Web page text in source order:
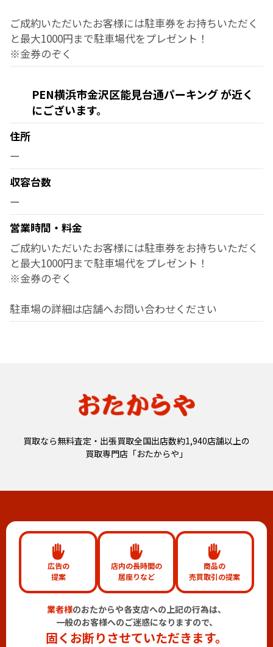
ご成約いただいたお客様には駐車券をお持ちいただく
と最大1000円まで駐車場代をプレゼント！
※金券のぞく
PEN横浜市金沢区能見台通パーキング が近く
にございます。
住所
ー
収容台数
ー
営業時間・料金
ご成約いただいたお客様には駐車券をお持ちいただく
と最大1000円まで駐車場代をプレゼント！
※金券のぞく
駐車場の詳細は店舗へお問い合わせください
買取なら無料査定・出張買取全国出店数約1,940店舗以上の
買取専門店「おたからや」
広告の
提案
店内の長時間の
居座りなど
商品の
売買取引の提案
業者様のおたからや各支店への上記の行為は、
一般のお客様へのご迷惑になりますので、
固くお断りさせていただきます。